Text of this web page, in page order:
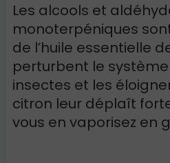
Les alcools et
monoterpéniques
de l’huile essentielle
perturbent le
insectes et les
citron leur déplaît
vous en vaporisez en